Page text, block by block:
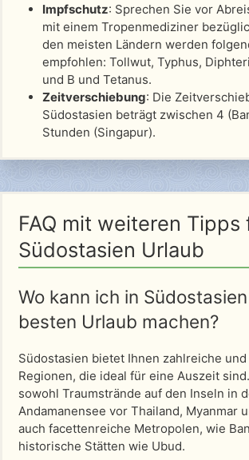
Impfschutz: Sprechen Sie vor
mit einem Tropenmediziner
den meisten Ländern werden
empfohlen: Tollwut, Typhus,
und B und Tetanus.
Zeitverschiebung: Die
Südostasien beträgt zwischen 4
Stunden (Singapur).
FAQ mit weiteren Tipps
Südostasien Urlaub
Wo kann ich in
besten Urlaub machen?
Südostasien bietet Ihnen zahlreiche
Regionen, die ideal für eine Auszeit
sowohl Traumstrände auf den Inseln in
Andamanensee vor Thailand, Myanmar
auch facettenreiche Metropolen, wie
historische Stätten wie Ubud.